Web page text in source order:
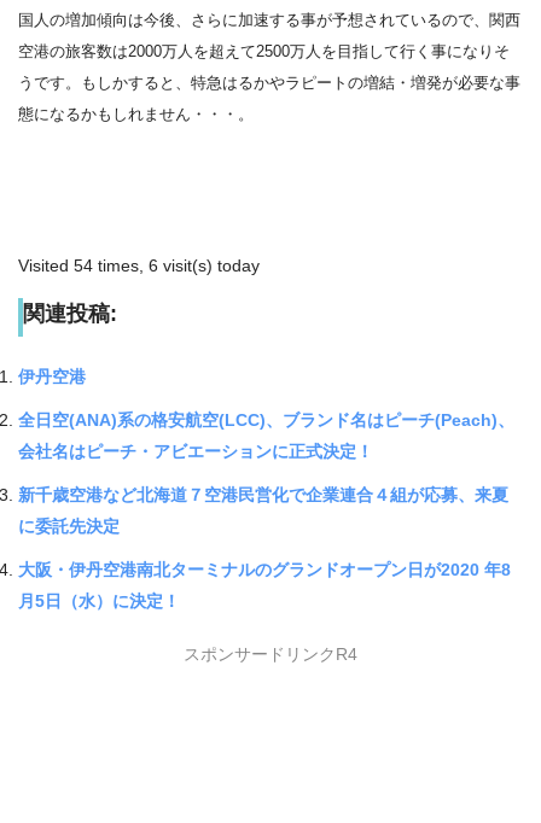
国人の増加傾向は今後、さらに加速する事が予想されているので、関西
空港の旅客数は2000万人を超えて2500万人を目指して行く事になりそ
うです。もしかすると、特急はるかやラピートの増結・増発が必要な事
態になるかもしれません・・・。
Visited 54 times, 6 visit(s) today
関連投稿:
伊丹空港
全日空(ANA)系の格安航空(LCC)、ブランド名はピーチ(Peach)、
会社名はピーチ・アビエーションに正式決定！
新千歳空港など北海道７空港民営化で企業連合４組が応募、来夏
に委託先決定
大阪・伊丹空港南北ターミナルのグランドオープン日が2020 年8
月5日（水）に決定！
スポンサードリンクR4